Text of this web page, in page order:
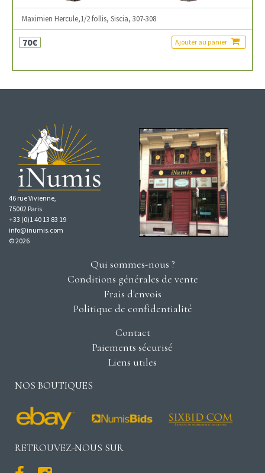
Maximien Hercule,1/2 follis, Siscia, 307-308
70€ Ajouter au panier
46 rue Vivienne,
75002 Paris
+33 (0)1 40 13 83 19
info@inumis.com
© 2026
Qui sommes-nous ?
Conditions générales de vente
Frais d'envois
Politique de confidentialité
Contact
Paiements sécurisé
Liens utiles
NOS BOUTIQUES
RETROUVEZ-NOUS SUR